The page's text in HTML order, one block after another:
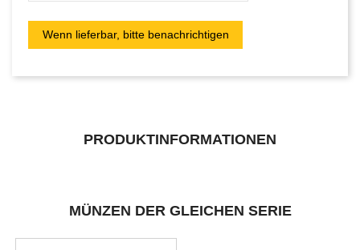
PRODUKTINFORMATIONEN
MÜNZEN DER GLEICHEN SERIE